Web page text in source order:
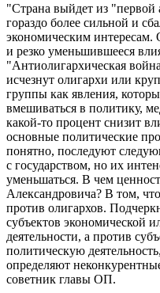
"Страна выйдет из "первой
гораздо более сильной и
экономическим
и резко уменьшившееся
"Антиолигархическая
исчезнут олигархи или
группы как явления,
вмешиваться в политику,
какой-то процент снизит
основные политические
понятно, последуют
с государством, но их
уменьшаться. В чем
Александровича? В том,
против олигархов.
субъектов экономической
деятельности, а против
политическую
определяют
советник главы ОП.